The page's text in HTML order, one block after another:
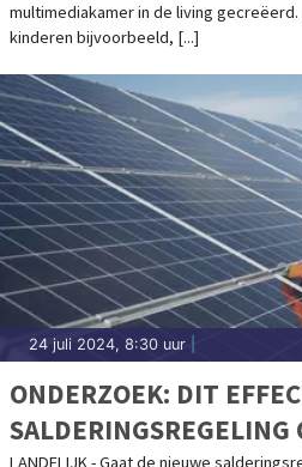
multimediakamer in de living
kinderen bijvoorbeeld, [...]
24 juli 2024, 8:30 uur
ONDERZOEK: DIT
SALDERINGSREGELING
LANDELIJK - Gaat de nieuwe